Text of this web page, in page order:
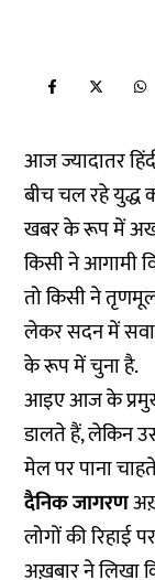
आज ज्यादातर
बीच चल रहे युद्ध
खबर के रूप में
किसी ने आगामी
तो किसी ने
लेकर सदन में
के रूप में चुना है.
आइए आज के
डालते हैं, लेकिन
मेल पर पाना
दैनिक जागरण
लोगों की रिहाई
अख़बार ने लिखा